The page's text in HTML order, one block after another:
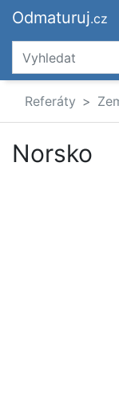
Odmaturuj.cz
Referáty
Norsko